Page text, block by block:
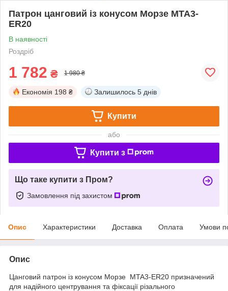
Патрон цанговий із конусом Морзе MTA3-
ER20
В наявності
Роздріб
1 782 ₴ 1 980 ₴
Економія 198 ₴ Залишилось 5 днів
Купити
або
Купити з
Що таке купити з Пром?
Замовлення під захистом
Опис Характеристики Доставка Оплата Умови
Опис
Цанговий патрон із конусом Морзе MTA3-ER20 призначений
для надійного центрування та фіксації різального